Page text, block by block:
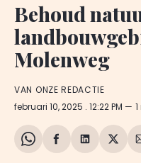
Behoud
Molenweg
VAN ONZE REDACTIE
februari 10, 2025 . 12:22 PM
ShareDelenDelen